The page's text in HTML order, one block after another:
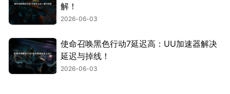
解！
2026-06-03
使命召唤黑色行动7延迟高：UU加速器解决
延迟与掉线！
2026-06-03